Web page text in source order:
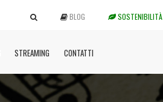
BLOG SOSTENIBILITÀ
STREAMING CONTATTI